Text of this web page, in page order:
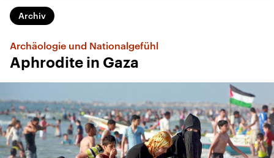
Archiv
Archäologie und Nationalgefühl
Aphrodite in Gaza